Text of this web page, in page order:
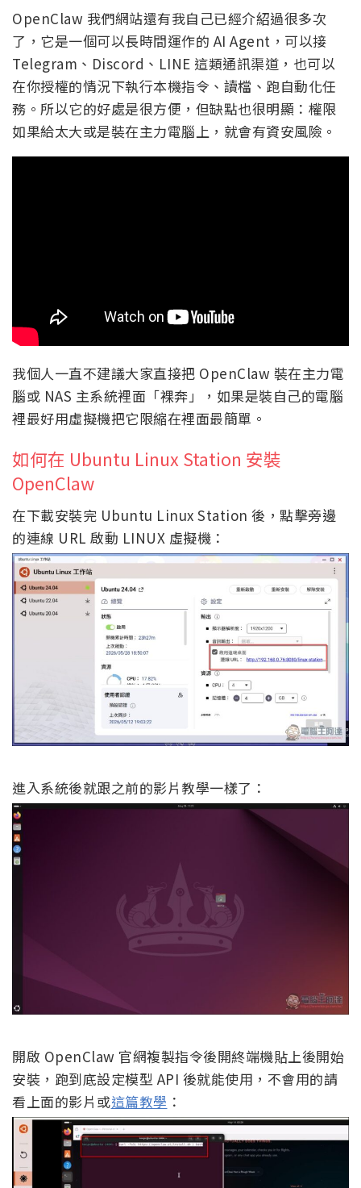
OpenClaw 我們網站還有我自己已經介紹過很多次
了，它是一個可以長時間運作的 AI Agent，可以接
Telegram、Discord、LINE 這類通訊渠道，也可以
在你授權的情況下執行本機指令、讀檔、跑自動化任
務。所以它的好處是很方便，但缺點也很明顯：權限
如果給太大或是裝在主力電腦上，就會有資安風險。
我個人一直不建議大家直接把 OpenClaw 裝在主力電
腦或 NAS 主系統裡面「裸奔」，如果是裝自己的電腦
裡最好用虛擬機把它限縮在裡面最簡單。
如何在 Ubuntu Linux Station 安裝
OpenClaw
在下載安裝完 Ubuntu Linux Station 後，點擊旁邊
的連線 URL 啟動 LINUX 虛擬機：
進入系統後就跟之前的影片教學一樣了：
開啟 OpenClaw 官網複製指令後開終端機貼上後開始
安裝，跑到底設定模型 API 後就能使用，不會用的請
看上面的影片或這篇教學 ：